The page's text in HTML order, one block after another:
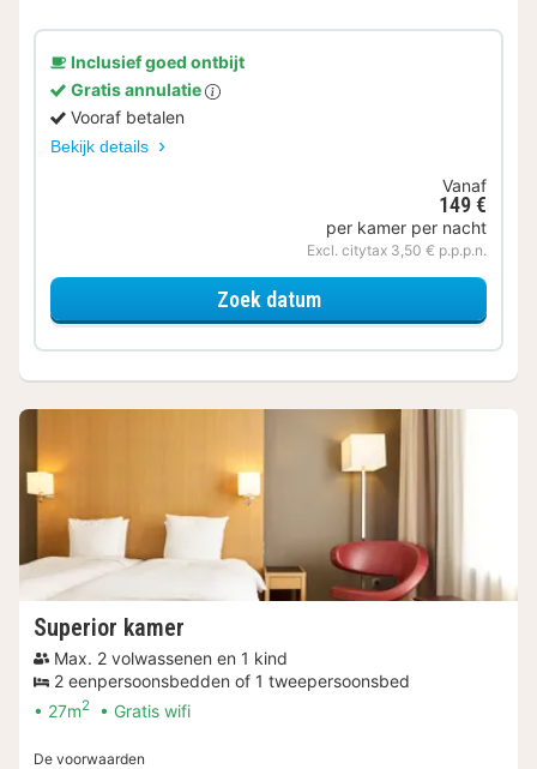
Inclusief goed ontbijt
Gratis annulatie
Vooraf betalen
Bekijk details
Vanaf
149 €
per kamer per nacht
Excl. citytax 3,50 € p.p.p.n.
Zoek datumvoor Standaard 2
Superior kamer
Max. 2 volwassenen en 1 kind
2 eenpersoonsbedden of 1 tweepersoonsbed
27m2 Gratis wifi
De voorwaarden